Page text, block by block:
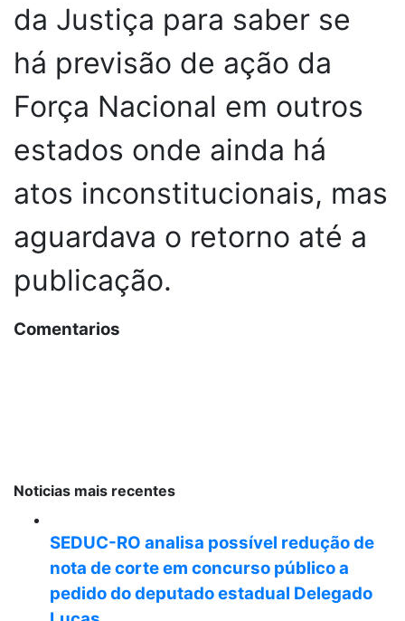
da Justiça para saber se
há previsão de ação da
Força Nacional em outros
estados onde ainda há
atos inconstitucionais, mas
aguardava o retorno até a
publicação.
Comentarios
Noticias mais recentes
SEDUC-RO analisa possível redução de
nota de corte em concurso público a
pedido do deputado estadual Delegado